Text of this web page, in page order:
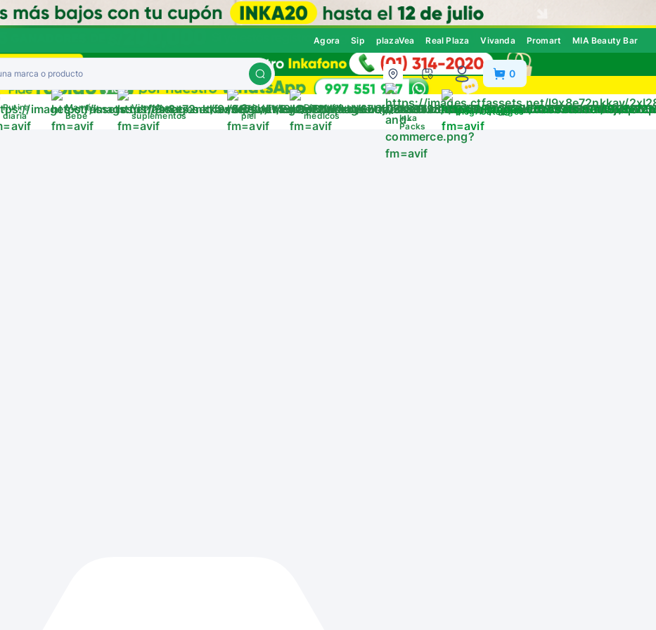
Agora Sip plazaVea Real Plaza Vivanda Promart MIA Beauty Bar
0
Rutina
diaria
Mamá y
Bebé
Vitaminas y
suplementos
Cuida tu
piel
Dispositivos
médicos
Inka
Packs
Blog Catálogos